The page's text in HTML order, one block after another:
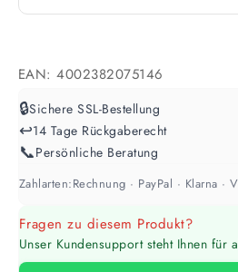
2 Anstriche empfohlen
Werte sind Richtwerte und können je nach
EAN:4002382075146
🔒Sichere SSL-Bestellung
↩️14 Tage Rückgaberecht
📞Persönliche Beratung
Zahlarten:Rechnung · PayPal · Klarna ·
Fragen zu diesem Produkt?
Unser Kundensupport steht Ihnen für